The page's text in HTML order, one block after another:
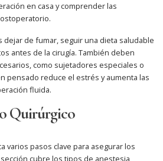
en casa y comprender las
dejar de fumar, seguir una dieta saludable
antes de la cirugía. También deben
como sujetadores especiales o
pensado reduce el estrés y aumenta las
fluida.
Quirúrgico
varios pasos clave para asegurar los
cubre los tipos de anestesia